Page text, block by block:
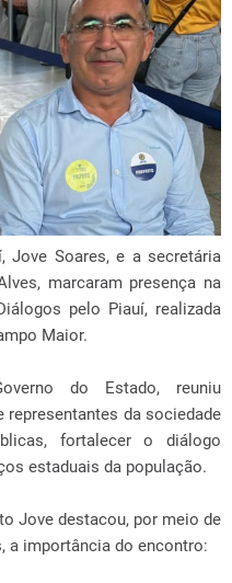
Jove Soares, e a secretária
marcaram presença na
pelo Piauí, realizada
Maior.
do Estado, reuniu
da sociedade
fortalecer o diálogo
estaduais da população.
Jove destacou, por meio de
a importância do encontro: